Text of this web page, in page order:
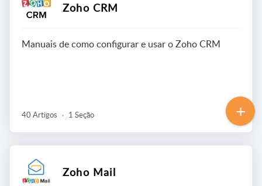
Zoho CRM
Manuais de como configurar e usar o Zoho CRM
40 Artigos 1 Seção
Zoho Mail